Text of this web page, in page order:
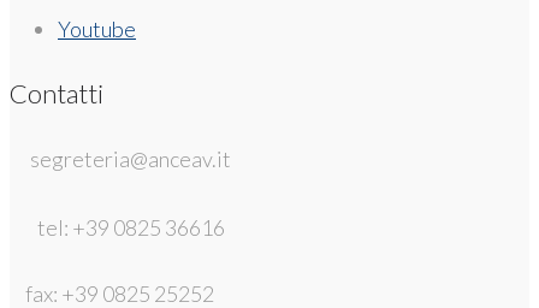
Youtube
Contatti
segreteria@anceav.it
tel: +39 0825 36616
fax: +39 0825 25252